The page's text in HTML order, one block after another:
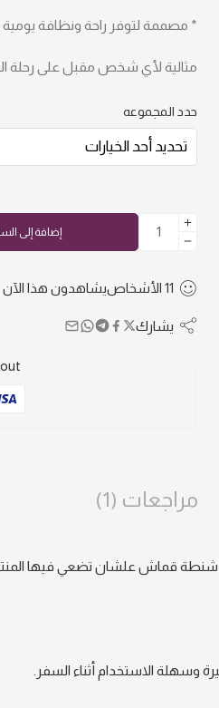
* مصممة لتوفر راحة ونظافة
مثالية لأي شخص مقبل على رحلة
حدد المجموعه
إضافة إلى
11 الأشخاصيشاهدون هذا الآن
يشارك
مراجعات (1)
شنطة قماش علشان تضعي فيها
وسهلة الاستخدام أثناء السفر.